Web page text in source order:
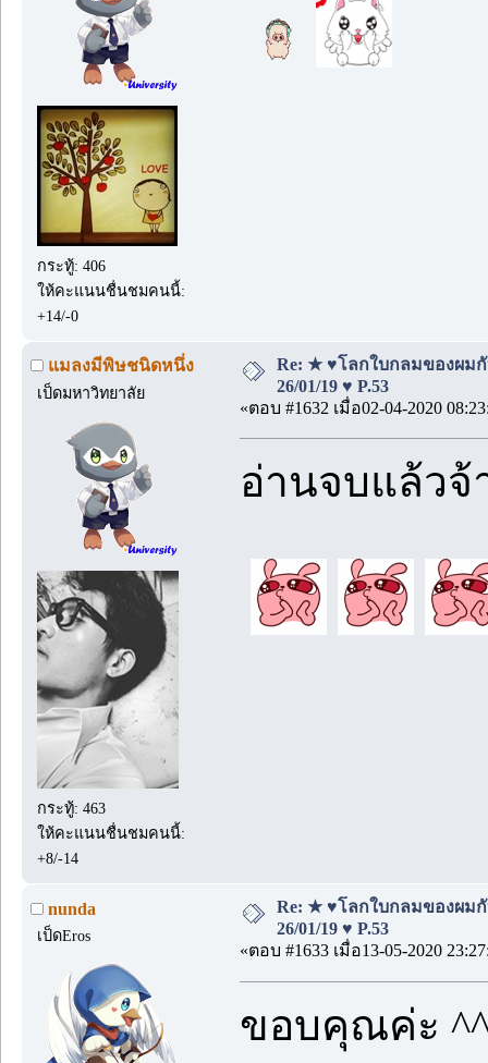
กระทู้: 406
ให้คะแนนชื่นชมคนนี้:
+14/-0
แมลงมีพิษชนิดหนึ่ง
เป็ดมหาวิทยาลัย
กระทู้: 463
ให้คะแนนชื่นชมคนนี้:
+8/-14
Re: ★ ♥โลกใบกลมของผ
26/01/19 ♥ P.53
«ตอบ #1632 เมื่อ02-04-2020
อ่านจบแล้วจ้
nunda
เป็ดEros
Re: ★ ♥โลกใบกลมของผ
26/01/19 ♥ P.53
«ตอบ #1633 เมื่อ13-05-2020
ขอบคุณค่ะ